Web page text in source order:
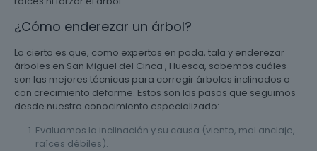
¿Cómo enderezar un árbol?
Lo cierto es que, como expertos en poda, tala y enderezar
árboles en San Miguel del Cinca , Huesca, sabemos cuáles
son las mejores técnicas para corregir árboles inclinados o
con crecimiento deforme. Estos son los pasos que seguimos
desde nuestro conocimiento especializado:
Evaluamos la inclinación y su causa (viento, mal anclaje,
raíces débiles).